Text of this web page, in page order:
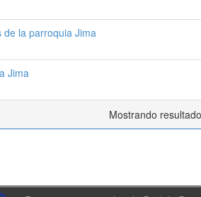
de la parroquia Jima
Jima
Mostrando